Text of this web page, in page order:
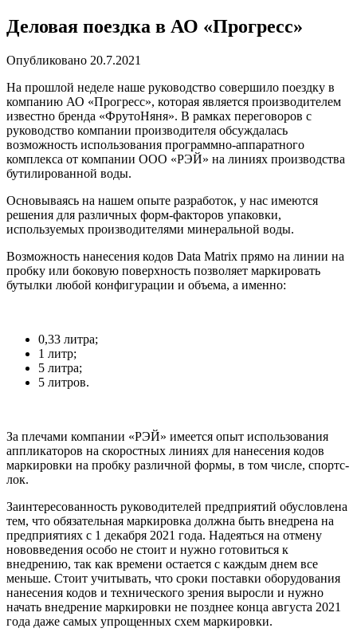
Деловая поездка в АО «Прогресс»
Опубликовано 20.7.2021
На прошлой неделе наше руководство совершило поездку в
компанию АО «Прогресс», которая является производителем
известно бренда «ФрутоНяня». В рамках переговоров с
руководство компании производителя обсуждалась
возможность использования программно-аппаратного
комплекса от компании ООО «РЭЙ» на линиях производства
бутилированной воды.
Основываясь на нашем опыте разработок, у нас имеются
решения для различных форм-факторов упаковки,
используемых производителями минеральной воды.
Возможность нанесения кодов Data Matrix прямо на линии на
пробку или боковую поверхность позволяет маркировать
бутылки любой конфигурации и объема, а именно:
0,33 литра;
1 литр;
5 литра;
5 литров.
За плечами компании «РЭЙ» имеется опыт использования
аппликаторов на скоростных линиях для нанесения кодов
маркировки на пробку различной формы, в том числе, спортс-
лок.
Заинтересованность руководителей предприятий обусловлена
тем, что обязательная маркировка должна быть внедрена на
предприятиях с 1 декабря 2021 года. Надеяться на отмену
нововведения особо не стоит и нужно готовиться к
внедрению, так как времени остается с каждым днем все
меньше. Стоит учитывать, что сроки поставки оборудования
нанесения кодов и технического зрения выросли и нужно
начать внедрение маркировки не позднее конца августа 2021
года даже самых упрощенных схем маркировки.